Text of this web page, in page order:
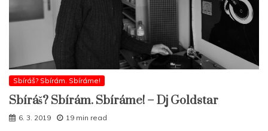
Sbíráš? Sbírám. Sbíráme!
Sbíráš? Sbírám. Sbíráme! – Dj Goldstar
6. 3. 2019 19 min read